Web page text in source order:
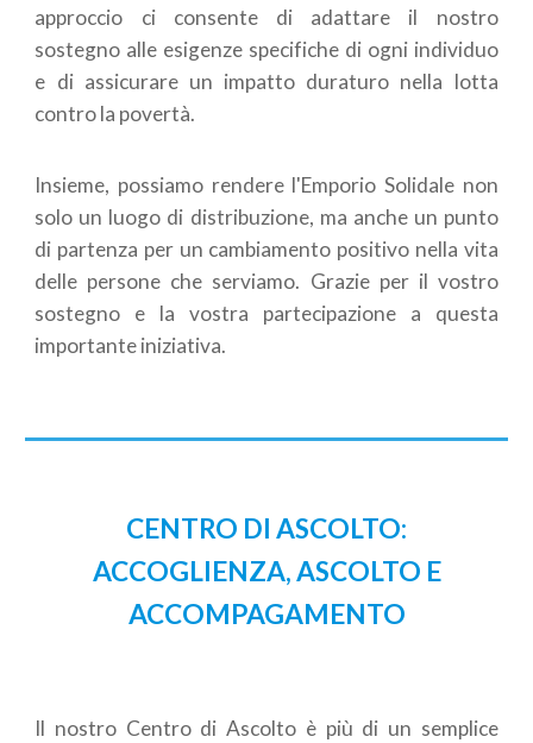
approccio ci consente di adattare il nostro
sostegno alle esigenze specifiche di ogni individuo
e di assicurare un impatto duraturo nella lotta
contro la povertà.
Insieme, possiamo rendere l'Emporio Solidale non
solo un luogo di distribuzione, ma anche un punto
di partenza per un cambiamento positivo nella vita
delle persone che serviamo. Grazie per il vostro
sostegno e la vostra partecipazione a questa
importante iniziativa.
CENTRO DI ASCOLTO:
ACCOGLIENZA, ASCOLTO E
ACCOMPAGAMENTO
Il nostro Centro di Ascolto è più di un semplice